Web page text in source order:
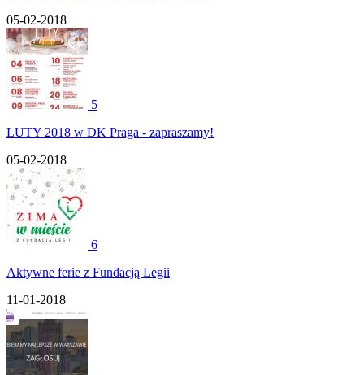
05-02-2018
5
LUTY 2018 w DK Praga - zapraszamy!
05-02-2018
6
Aktywne ferie z Fundacją Legii
11-01-2018